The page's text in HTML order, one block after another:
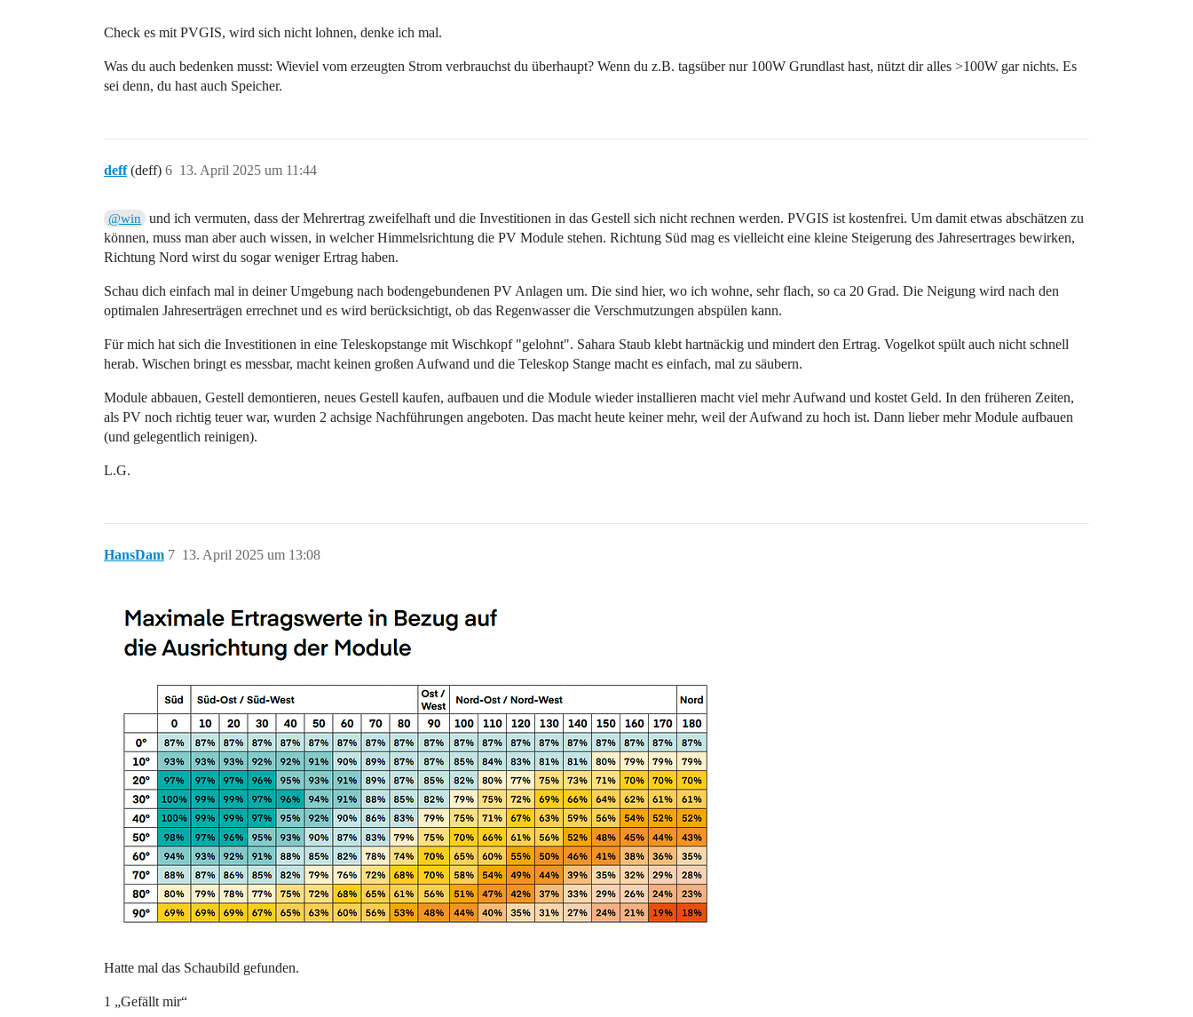
Check es mit PVGIS, wird sich nicht lohnen, denke ich mal.
Was du auch bedenken musst: Wieviel vom erzeugten Strom verbrauchst du überhaupt? Wenn du z.B. tagsüber nur 100W Grundlast hast, nützt dir alles >100W gar nichts. Es
sei denn, du hast auch Speicher.
deff (deff) 13. April 2025 um 11:44
6
@win
und ich vermuten, dass der Mehrertrag zweifelhaft und die Investitionen in das Gestell sich nicht rechnen werden. PVGIS ist kostenfrei. Um damit etwas abschätzen zu
können, muss man aber auch wissen, in welcher Himmelsrichtung die PV Module stehen. Richtung Süd mag es vielleicht eine kleine Steigerung des Jahresertrages bewirken,
Richtung Nord wirst du sogar weniger Ertrag haben.
Schau dich einfach mal in deiner Umgebung nach bodengebundenen PV Anlagen um. Die sind hier, wo ich wohne, sehr flach, so ca 20 Grad. Die Neigung wird nach den
optimalen Jahreserträgen errechnet und es wird berücksichtigt, ob das Regenwasser die Verschmutzungen abspülen kann.
Für mich hat sich die Investitionen in eine Teleskopstange mit Wischkopf "gelohnt". Sahara Staub klebt hartnäckig und mindert den Ertrag. Vogelkot spült auch nicht schnell
herab. Wischen bringt es messbar, macht keinen großen Aufwand und die Teleskop Stange macht es einfach, mal zu säubern.
Module abbauen, Gestell demontieren, neues Gestell kaufen, aufbauen und die Module wieder installieren macht viel mehr Aufwand und kostet Geld. In den früheren Zeiten,
als PV noch richtig teuer war, wurden 2 achsige Nachführungen angeboten. Das macht heute keiner mehr, weil der Aufwand zu hoch ist. Dann lieber mehr Module aufbauen
(und gelegentlich reinigen).
L.G.
HansDam 13. April 2025 um 13:08
7
Hatte mal das Schaubild gefunden.
1 „Gefällt mir“